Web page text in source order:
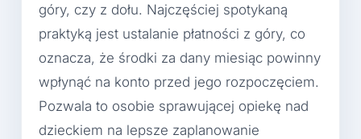
góry, czy z dołu. Najczęściej spotykaną
praktyką jest ustalanie płatności z góry, co
oznacza, że środki za dany miesiąc powinny
wpłynąć na konto przed jego rozpoczęciem.
Pozwala to osobie sprawującej opiekę nad
dzieckiem na lepsze zaplanowanie